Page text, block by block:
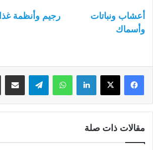
أعشاب ونباتات رجيم وأنظمة
وأسماك
لينكدإن واتساب
مقالات ذات صلة